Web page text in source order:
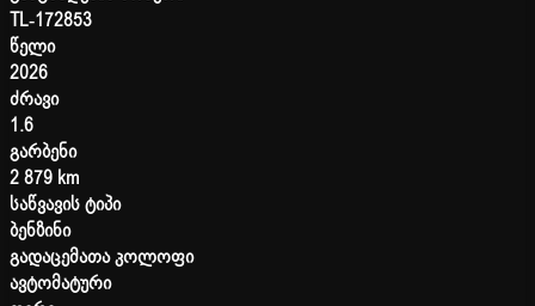
TL-172853
წელი
2026
ძრავი
1.6
გარბენი
2 879 km
საწვავის ტიპი
ბენზინი
გადაცემათა კოლოფი
ავტომატური